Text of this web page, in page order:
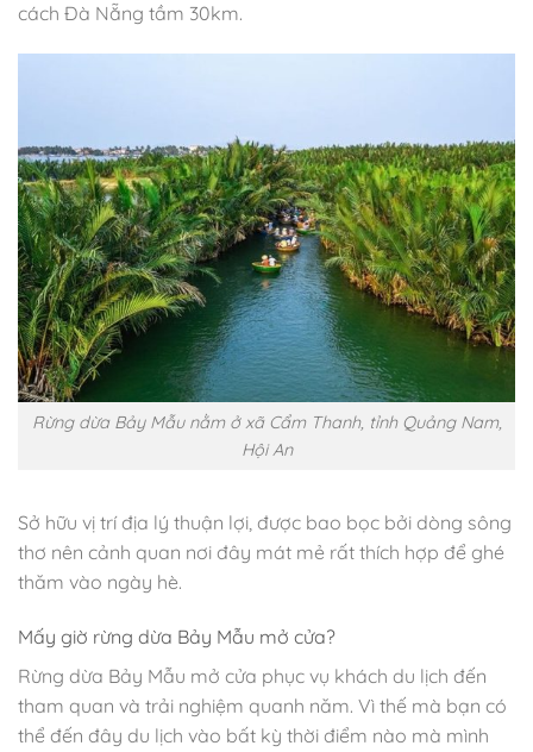
cách Đà Nẵng tầm 30km.
Rừng dừa Bảy Mẫu nằm ở xã Cẩm Thanh, tỉnh Quảng Nam,
Hội An
Sở hữu vị trí địa lý thuận lợi, được bao bọc bởi dòng sông
thơ nên cảnh quan nơi đây mát mẻ rất thích hợp để ghé
thăm vào ngày hè.
Mấy giờ rừng dừa Bảy Mẫu mở cửa?
Rừng dừa Bảy Mẫu mở cửa phục vụ khách du lịch đến
tham quan và trải nghiệm quanh năm. Vì thế mà bạn có
thể đến đây du lịch vào bất kỳ thời điểm nào mà mình